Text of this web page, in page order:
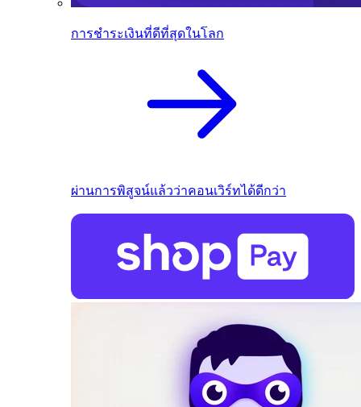
การชำระเงินที่ดีที่สุดในโลก
ผ่านการพิสูจน์แล้วว่าคอนเวิร์ทได้ดีกว่า